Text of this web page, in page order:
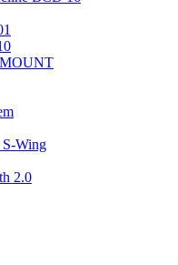
Wing
2.0